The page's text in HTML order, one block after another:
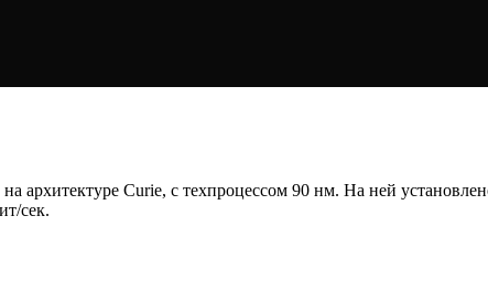
архитектуре Curie, с техпроцессом 90 нм. На ней
сек.